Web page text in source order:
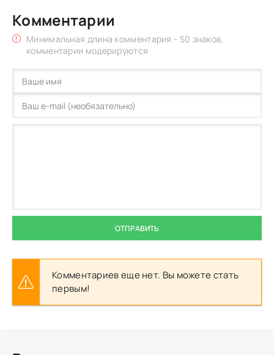
Комментарии
Минимальная длина комментария - 50 знаков.
комментарии модерируются
ОТПРАВИТЬ
Комментариев еще нет. Вы можете стать
первым!